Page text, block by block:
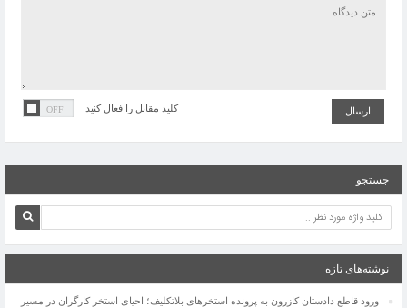
کلید مقابل را فعال کنید
جستجو
نوشته‌های تازه
ورود قاطع دادستان کازرون به پرونده استخرهای بلاتکلیف؛ احیای استخر کارگران در مسیر